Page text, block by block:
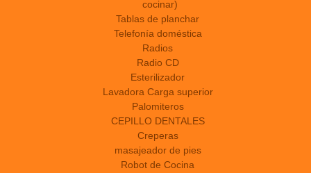
cocinar)
Tablas de planchar
Telefonía doméstica
Radios
Radio CD
Esterilizador
Lavadora Carga superior
Palomiteros
CEPILLO DENTALES
Creperas
masajeador de pies
Robot de Cocina